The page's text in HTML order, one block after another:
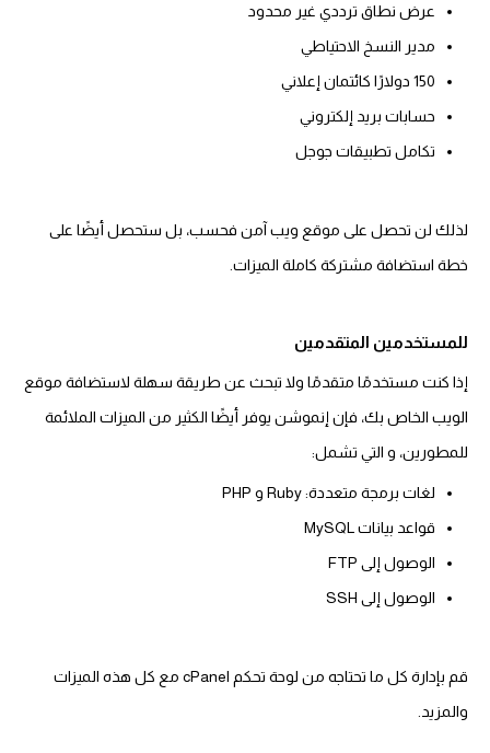
عرض نطاق ترددي غير محدود
مدير النسخ الاحتياطي
150 دولارًا كائتمان إعلاني
حسابات بريد إلكتروني
تكامل تطبيقات جوجل
لذلك لن تحصل على موقع ويب آمن فحسب، بل ستحصل أيضًا على
خطة استضافة مشتركة كاملة الميزات.
للمستخدمين المتقدمين
إذا كنت مستخدمًا متقدمًا ولا تبحث عن طريقة سهلة لاستضافة موقع
الويب الخاص بك، فإن إنموشن يوفر أيضًا الكثير من الميزات الملائمة
للمطورين، و التي تشمل:
لغات برمجة متعددة: Ruby و PHP
قواعد بيانات MySQL
الوصول إلى FTP
الوصول إلى SSH
قم بإدارة كل ما تحتاجه من لوحة تحكم cPanel مع كل هذه الميزات
والمزيد.